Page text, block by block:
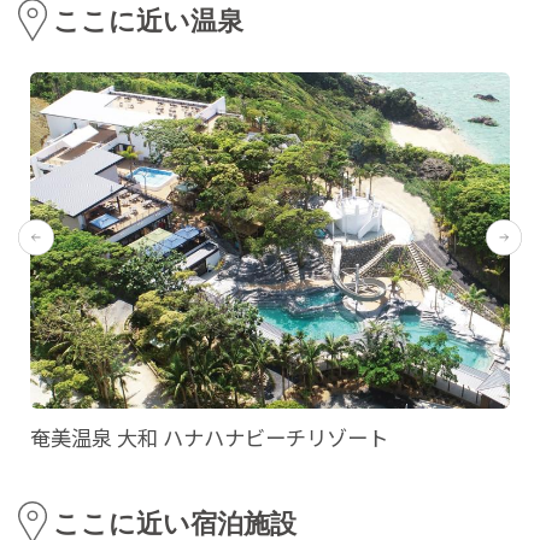
ここに近い温泉
奄美温泉 大和 ハナハナビーチリゾート
ここに近い宿泊施設